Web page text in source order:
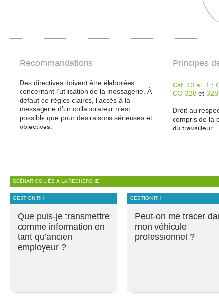
Recommandations
Des directives doivent être élaborées
concernant l’utilisation de la messagerie. À
défaut de règles claires, l’accès à la
messagerie d’un collaborateur n’est
possible que pour des raisons sérieuses et
objectives.
Principes
Cst. 13 al. 1 ;
CO 328 et
Droit au
compris de la
du travailleur.
SCÉNARIOS LIÉS À LA RECHERCHE
GESTION RH
Que puis-je transmettre
comme information en
tant qu’ancien
employeur ?
GESTION RH
Peut-on me tracer
mon véhicule
professionnel ?